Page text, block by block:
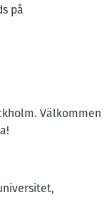
på
Välkommen